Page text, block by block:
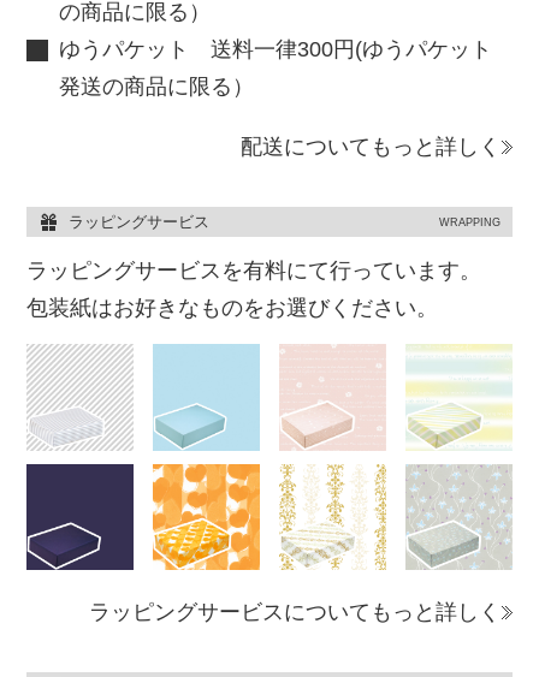
の商品に限る）
ゆうパケット 送料一律300円(ゆうパケット
発送の商品に限る）
配送についてもっと詳しく
ラッピングサービス WRAPPING
ラッピングサービスを有料にて行っています。
包装紙はお好きなものをお選びください。
ラッピングサービスについてもっと詳しく